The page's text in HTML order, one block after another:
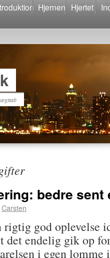
Hjernen Hjertet
bedre sent
Carsten
rigtig god oplevelse
det endelig gik op
i egen lomme